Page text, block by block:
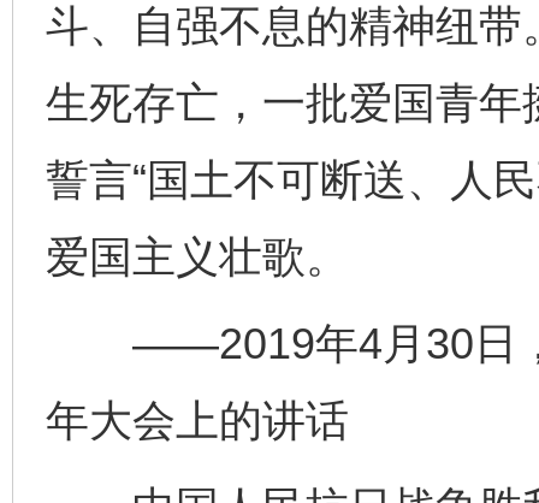
斗、自强不息的精神纽
生死存亡，一批爱国青
誓言“国土不可断送、人
爱国主义壮歌。
——2019年4月30日，
年大会上的讲话